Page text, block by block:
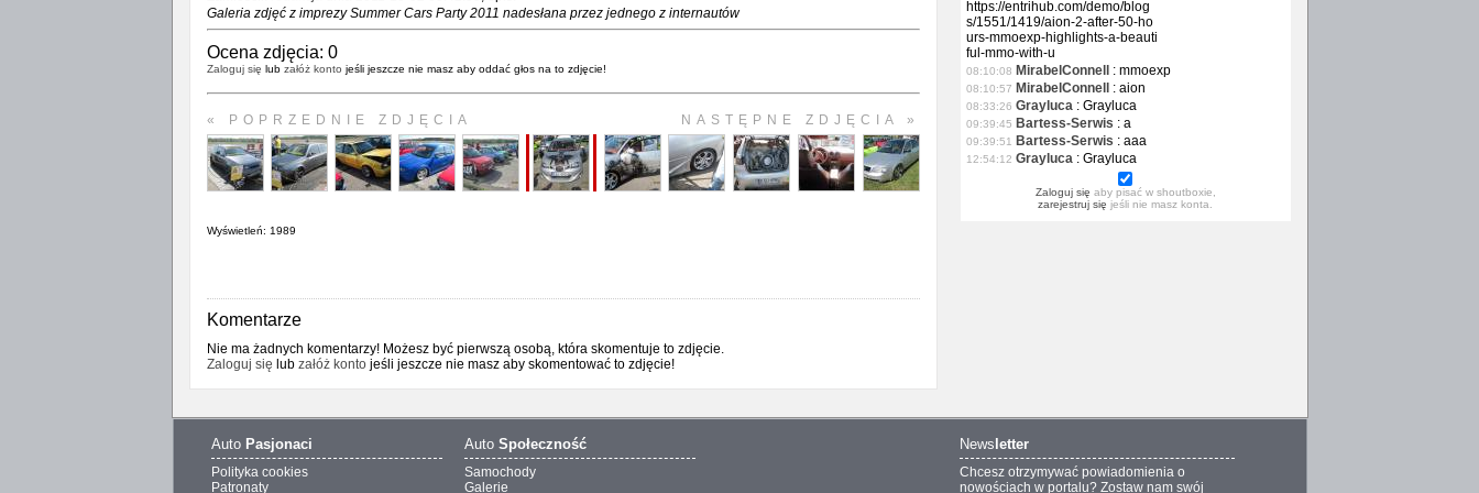
Galeria zdjęć z imprezy Summer Cars Party 2011 nadesłana przez jednego z internautów
Ocena zdjęcia: 0
Zaloguj się lub załóż konto jeśli jeszcze nie masz aby oddać głos na to zdjęcie!
« POPRZEDNIE ZDJĘCIA NASTĘPNE ZDJĘCIA »
Wyświetleń: 1989
Komentarze
Nie ma żadnych komentarzy! Możesz być pierwszą osobą, która skomentuje to zdjęcie.
Zaloguj się lub załóż kontojeśli jeszcze nie masz aby skomentować to zdjęcie!
https://entrihub.com/demo/blog
s/1551/1419/aion-2-after-50-ho
urs-mmoexp-highlights-a-beauti
ful-mmo-with-u
08:10:08 MirabelConnell : mmoexp
08:10:57 MirabelConnell : aion
08:33:26 Grayluca : Grayluca
09:39:45 Bartess-Serwis : a
09:39:51 Bartess-Serwis : aaa
12:54:12 Grayluca : Grayluca
Zaloguj się aby pisać w shoutboxie,
zarejestruj się jeśli nie masz konta.
Auto Pasjonaci
Polityka cookies
Patronaty
Auto Społeczność
Samochody
Galerie
News letter
Chcesz otrzymywać powiadomienia o
nowościach w portalu? Zostaw nam swój